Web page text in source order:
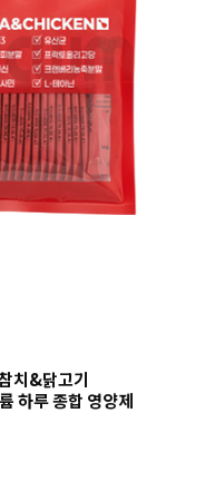
치&닭고기
하루 종합 영양제